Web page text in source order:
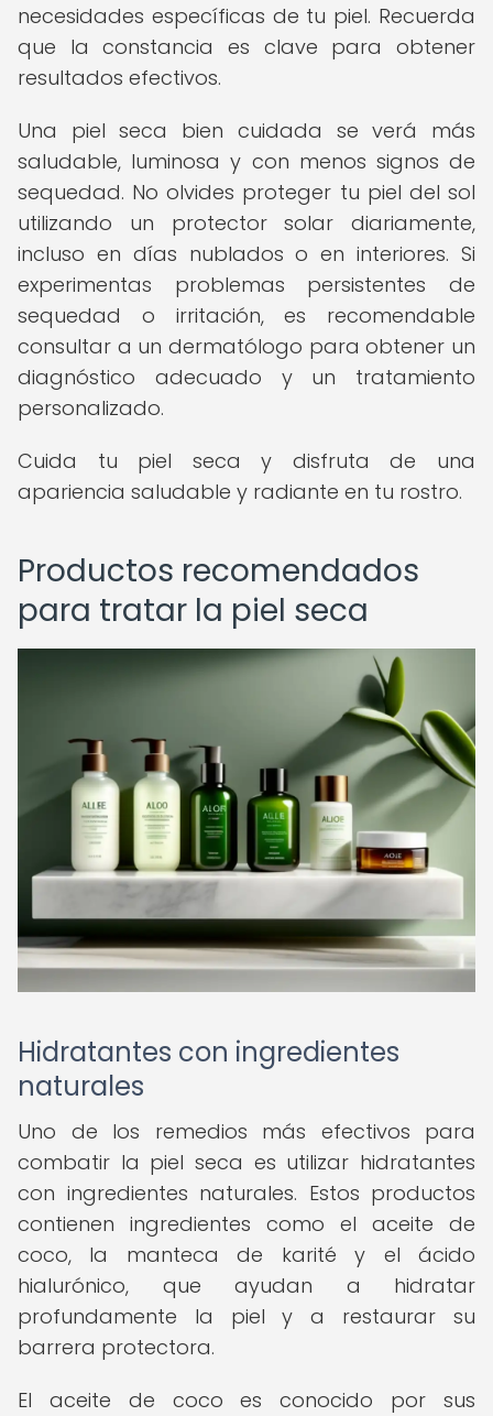
necesidades específicas de tu piel. Recuerda
que la constancia es clave para obtener
resultados efectivos.
Una piel seca bien cuidada se verá más
saludable, luminosa y con menos signos de
sequedad. No olvides proteger tu piel del sol
utilizando un protector solar diariamente,
incluso en días nublados o en interiores. Si
experimentas problemas persistentes de
sequedad o irritación, es recomendable
consultar a un dermatólogo para obtener un
diagnóstico adecuado y un tratamiento
personalizado.
Cuida tu piel seca y disfruta de una
apariencia saludable y radiante en tu rostro.
Productos recomendados
para tratar la piel seca
Hidratantes con ingredientes
naturales
Uno de los remedios más efectivos para
combatir la piel seca es utilizar hidratantes
con ingredientes naturales. Estos productos
contienen ingredientes como el aceite de
coco, la manteca de karité y el ácido
hialurónico, que ayudan a hidratar
profundamente la piel y a restaurar su
barrera protectora.
El aceite de coco es conocido por sus